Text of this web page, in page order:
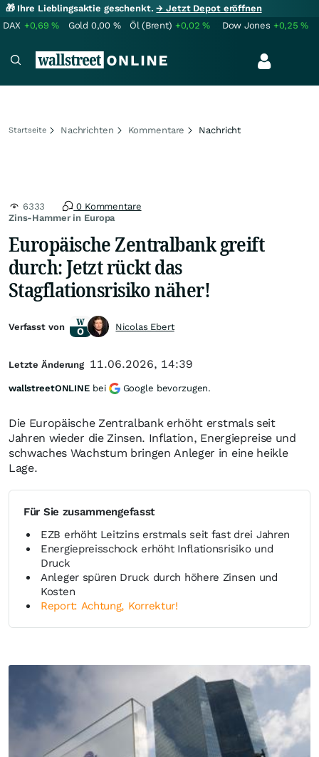
🎁 Ihre Lieblingsaktie geschenkt.→ Jetzt Depot eröffnen
DAX +0,69% Gold 0,00 % Öl (Brent) +0,02% Dow Jones +0,25%
Startseite Nachrichten Kommentare Nachricht
Zins-Hammer in Europa
6333 0 Kommentare
Europäische Zentralbank greift
durch: Jetzt rückt das
Stagflationsrisiko näher!
Die Europäische Zentralbank erhöht erstmals seit
Jahren wieder die Zinsen. Inflation, Energiepreise und
schwaches Wachstum bringen Anleger in eine heikle
Lage.
Für Sie zusammengefasst
EZB erhöht Leitzins erstmals seit fast drei Jahren
Energiepreisschock erhöht Inflationsrisiko und
Druck
Anleger spüren Druck durch höhere Zinsen und
Kosten
Report: Achtung, Korrektur!
Verfasst von Nicolas Ebert
Letzte Änderung 11.06.2026, 14:39
wallstreetONLINE bei Google bevorzugen.